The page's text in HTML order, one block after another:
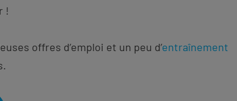
!
offres d’emploi et un peu d’entraînement